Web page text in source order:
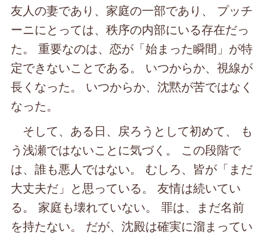
友人の妻であり、家庭の一部であり、 プッチ
ーニにとっては、秩序の内部にいる存在だっ
た。 重要なのは、恋が「始まった瞬間」が特
定できないことである。 いつからか、視線が
長くなった。 いつからか、沈黙が苦ではなく
なった。
そして、ある日、戻ろうとして初めて、 も
う浅瀬ではないことに気づく。 この段階で
は、誰も悪人ではない。 むしろ、皆が「まだ
大丈夫だ」と思っている。 友情は続いてい
る。 家庭も壊れていない。 罪は、まだ名前
を持たない。 だが、沈殿は確実に溜まってい